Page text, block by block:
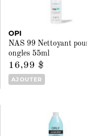
OPI
NAS 99 Nettoyant
ongles 55ml
16,99 $
AJOUTER